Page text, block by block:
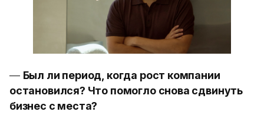
— Был ли период, когда рост компании
остановился? Что помогло снова сдвинуть
бизнес с места?